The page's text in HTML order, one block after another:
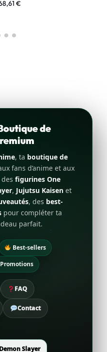
€
de
, ta boutique de
fans d’anime et aux
figurines One
, Jujutsu Kaisen et
, des best-
pour compléter ta
parfait.
Best-sellers
Promotions
FAQ
Contact
Demon Slayer